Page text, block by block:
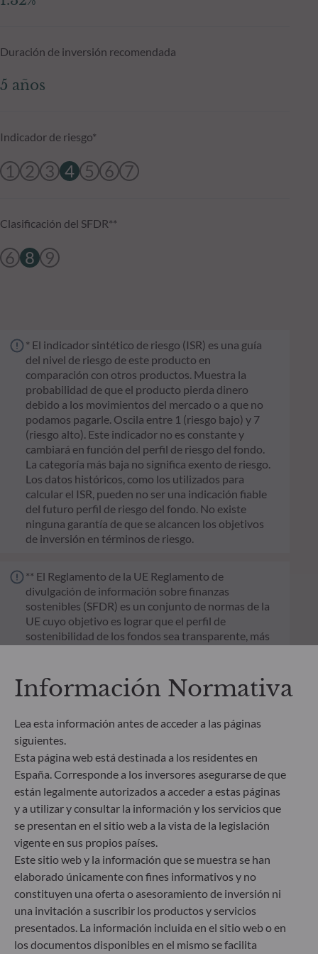
Duración de inversión recomendada
5 años
Indicador de riesgo*
1 2 3 4 5 6 7
Clasificación del SFDR**
6 8 9
* El indicador sintético de riesgo (ISR) es una guía
del nivel de riesgo de este producto en
comparación con otros productos. Muestra la
probabilidad de que el producto pierda dinero
debido a los movimientos del mercado o a que no
podamos pagarle. Oscila entre 1 (riesgo bajo) y 7
(riesgo alto). Este indicador no es constante y
cambiará en función del perfil de riesgo del fondo.
La categoría más baja no significa exento de riesgo.
Los datos históricos, como los utilizados para
calcular el ISR, pueden no ser una indicación fiable
del futuro perfil de riesgo del fondo. No existe
ninguna garantía de que se alcancen los objetivos
de inversión en términos de riesgo.
** El Reglamento de la UE Reglamento de
divulgación de información sobre finanzas
sostenibles (SFDR) es un conjunto de normas de la
UE cuyo objetivo es lograr que el perfil de
sostenibilidad de los fondos sea transparente, más
cuenta riesgos de sostenibilidad ni incidencias
adversas de las decisiones de inversión en los
decisiones. Artículo 8: El equipo de gestión aborda
los riesgos de sostenibilidad integrando criterios
ESG (medioambientales, sociales y/o de gobierno
corporativo) en su proceso de toma de decisiones
de inversión. Artículo 9: El equipo de gestión
persigue un objetivo de inversión estrictamente
sostenible que contribuye de forma significativa a
los desafíos de la transición ecológica y aborda los
riesgos de sostenibilidad mediante las
calificaciones proporcionadas por el proveedor de
datos ESG externo de la Sociedad gestora.
Información Normativa
Lea esta información antes de acceder a las páginas
siguientes.
Esta página web está destinada a los residentes en
España. Corresponde a los inversores asegurarse de que
están legalmente autorizados a acceder a estas páginas
y a utilizar y consultar la información y los servicios que
se presentan en el sitio web a la vista de la legislación
vigente en sus propios países.
Este sitio web y la información que se muestra se han
elaborado únicamente con fines informativos y no
constituyen una oferta o asesoramiento de inversión ni
una invitación a suscribir los productos y servicios
presentados. La información incluida en el sitio web o en
los documentos disponibles en el mismo se facilita